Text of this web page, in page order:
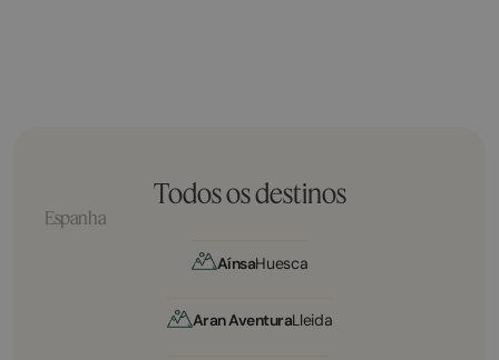
Todos os destinos
Espanha
AínsaHuesca
Aran AventuraLleida